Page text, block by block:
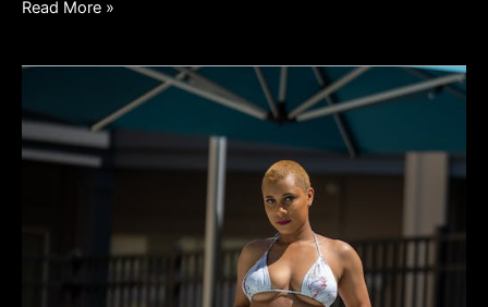
Read More »
MEŠA
DA